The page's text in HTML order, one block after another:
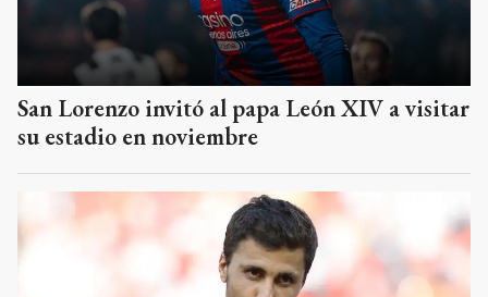
San Lorenzo invitó al papa León XIV a visitar
su estadio en noviembre